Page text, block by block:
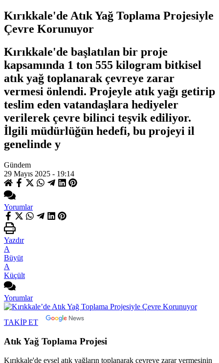
Kırıkkale'de Atık Yağ Toplama Projesiyle
Çevre Korunuyor
Kırıkkale'de başlatılan bir proje
kapsamında 1 ton 555 kilogram bitkisel
atık yağ toplanarak çevreye zarar
vermesi önlendi. Projeyle atık yağı getirip
teslim eden vatandaşlara hediyeler
verilerek çevre bilinci teşvik ediliyor.
İlgili müdürlüğün hedefi, bu projeyi il
genelinde y
Gündem
29 Mayıs 2025 - 19:14
Yorumlar
Yazdır
A
Büyüt
A
Küçült
Yorumlar
TAKİP ET
Atık Yağ Toplama Projesi
Kırıkkale'de evsel atık yağların toplanarak çevreye zarar vermesinin